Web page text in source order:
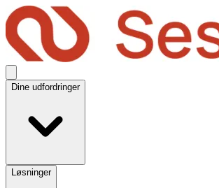
Dine udfordringer
Løsninger